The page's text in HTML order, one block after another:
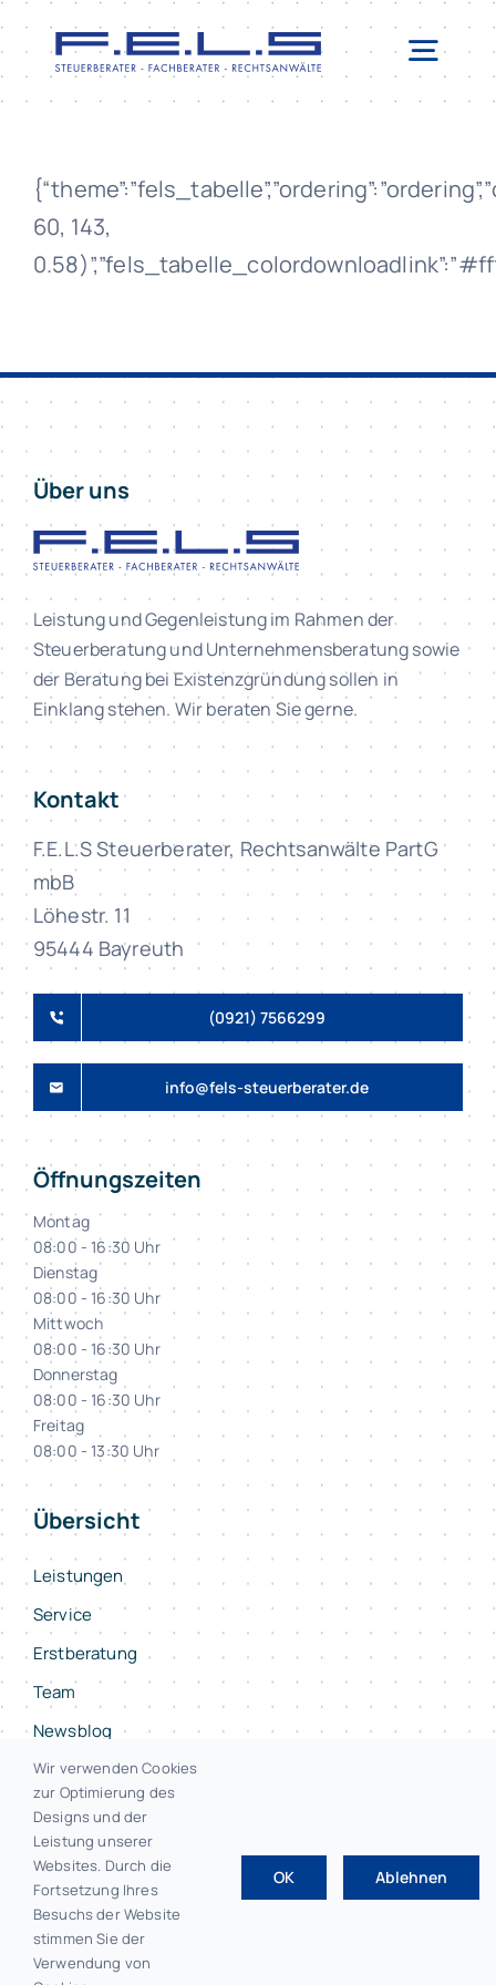
Inhalt
springen
LEISTUNGEN
TEAM
60, 143,
Über uns
Leistung und Gegenleistung im Rahmen der
Steuerberatung und Unternehmensberatung sowie
der Beratung bei Existenzgründung sollen in
Einklang stehen. Wir beraten Sie gerne.
Kontakt
F.E.L.S Steuerberater, Rechtsanwälte PartG
mbB
Löhestr. 11
95444 Bayreuth
(0921) 7566299
info@fels-steuerberater.de
Öffnungszeiten
Montag
08:00 - 16:30 Uhr
Dienstag
08:00 - 16:30 Uhr
Mittwoch
08:00 - 16:30 Uhr
Donnerstag
08:00 - 16:30 Uhr
Freitag
08:00 - 13:30 Uhr
Übersicht
Leistungen
Service
Erstberatung
Team
Newsblog
Kontakt
© 2026 • F.E.L.S Steuerberater Bayreuth
Wir verwenden Cookies
zur Optimierung des
Designs und der
Leistung unserer
Websites. Durch die
Fortsetzung Ihres
Besuchs der Website
stimmen Sie der
Verwendung von
OK Ablehnen